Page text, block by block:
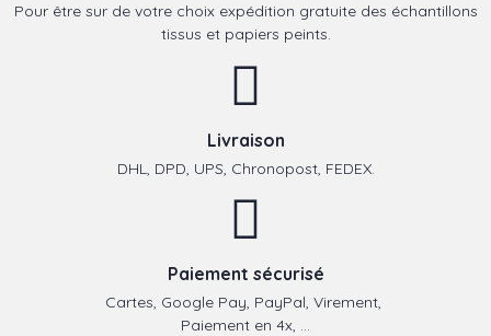
Pour être sur de votre choix expédition gratuite des échantillons
tissus et papiers peints.
Livraison
DHL, DPD, UPS, Chronopost, FEDEX.
Paiement sécurisé
Cartes, Google Pay, PayPal, Virement,
Paiement en 4x, ...